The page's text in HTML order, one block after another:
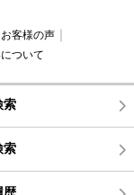
お客様の声
ついて
索
索